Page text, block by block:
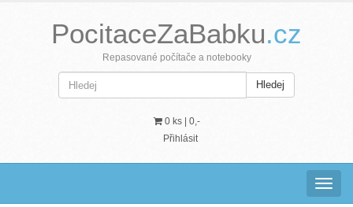
PocitaceZaBabku.cz
Repasované počítače a notebooky
Hledej
0 ks | 0,-
Přihlásit